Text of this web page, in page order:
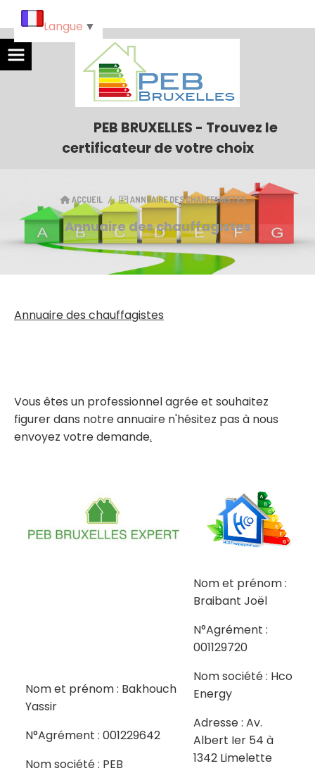
PEB BRUXELLES - Trouvez le
certificateur de votre choix
ACCUEIL ANNUAIRE DES CHAUFFAGISTES
Annuaire des chauffagistes
Annuaire des chauffagistes
Vous êtes un professionnel agrée et souhaitez
figurer dans notre annuaire n'hésitez pas à nous
envoyez votre demande.
Nom et prénom : Bakhouch
Yassir
N°Agrément : 001229642
Nom société : PEB
Nom et prénom :
Braibant Joël
N°Agrément :
001129720
Nom société : Hco
Energy
Adresse : Av.
Albert Ier 54 à
1342 Limelette
Langue ▼